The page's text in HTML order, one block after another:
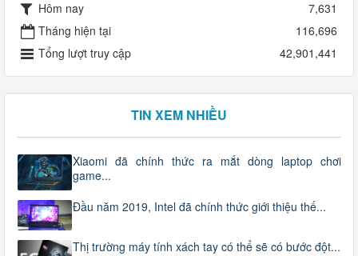
Hôm nay
7,631
Tháng hiện tại
116,696
Tổng lượt truy cập
42,901,441
TIN XEM NHIỀU
Xiaomi đã chính thức ra mắt dòng laptop chơi
game...
Đầu năm 2019, Intel đã chính thức giới thiệu thế...
Thị trường máy tính xách tay có thể sẽ có bước đột...